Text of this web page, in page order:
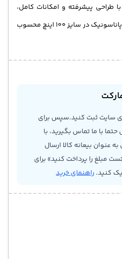
با طراحی پیشرفته و امکانات کامل،
یکی از تلویزیون‌های شاخص پاناسونیک در سایز 100 اینچ محسوب
سایت ثبت کنید.سپس برای
با ما تماس بگیرید، با
عنوان بیعانه کالا ارسال
مبلغ را پرداخت کنید» برای
کنید. راهنمای خرید